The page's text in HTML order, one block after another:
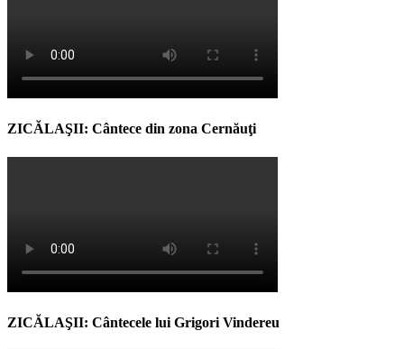
ZICĂLAŞII: Cântece din zona Cernăuţi
ZICĂLAŞII: Cântecele lui Grigori Vindereu